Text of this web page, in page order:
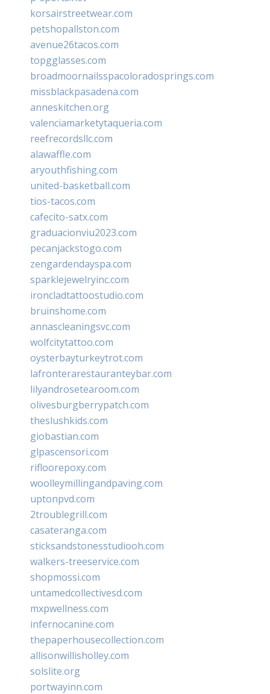
korsairstreetwear.com
petshopallston.com
avenue26tacos.com
topgglasses.com
broadmoornailsspacoloradosprings.com
missblackpasadena.com
anneskitchen.org
valenciamarketytaqueria.com
reefrecordsllc.com
alawaffle.com
aryouthfishing.com
united-basketball.com
tios-tacos.com
cafecito-satx.com
graduacionviu2023.com
pecanjackstogo.com
zengardendayspa.com
sparklejewelryinc.com
ironcladtattoostudio.com
bruinshome.com
annascleaningsvc.com
wolfcitytattoo.com
oysterbayturkeytrot.com
lafronterarestauranteybar.com
lilyandrosetearoom.com
olivesburgberrypatch.com
theslushkids.com
giobastian.com
glpascensori.com
rifloorepoxy.com
woolleymillingandpaving.com
uptonpvd.com
2troublegrill.com
casateranga.com
sticksandstonesstudiooh.com
walkers-treeservice.com
shopmossi.com
untamedcollectivesd.com
mxpwellness.com
infernocanine.com
thepaperhousecollection.com
allisonwillisholley.com
solslite.org
portwayinn.com